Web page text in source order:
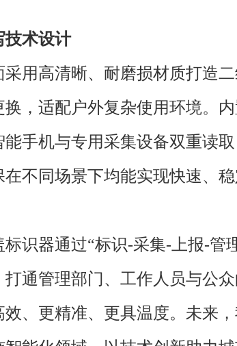
技术设计
采用高清晰、耐磨损材质打造
换，适配户外复杂使用环境。
能手机与专用采集设备双重读
不同场景下均能实现快速、稳
标识器通过“标识-采集-上报-管
打通管理部门、工作人员与公
效、更精准、更具温度。未来